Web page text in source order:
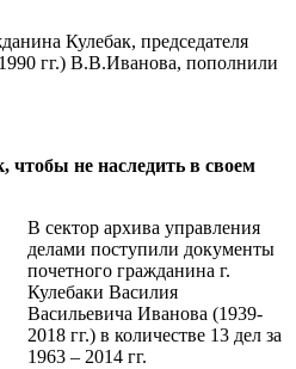
Кулебак, председателя
гг.) В.В.Иванова, пополнили
чтобы не наследить в своем
В сектор архива управления
делами поступили документы
почетного гражданина г.
Кулебаки Василия
Васильевича Иванова (1939-
2018 гг.) в количестве 13 дел за
1963 – 2014 гг.